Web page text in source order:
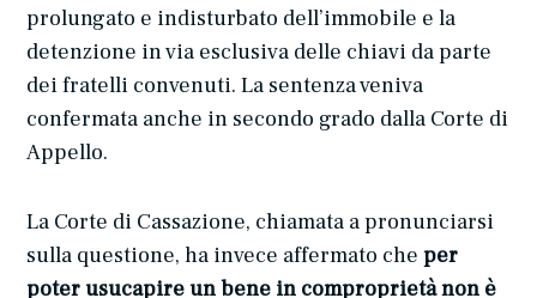
prolungato e indisturbato dell’immobile e la
detenzione in via esclusiva delle chiavi da parte
dei fratelli convenuti. La sentenza veniva
confermata anche in secondo grado dalla Corte di
Appello.
La Corte di Cassazione, chiamata a pronunciarsi
sulla questione, ha invece affermato cheper
poter usucapire un bene in comproprietà non è